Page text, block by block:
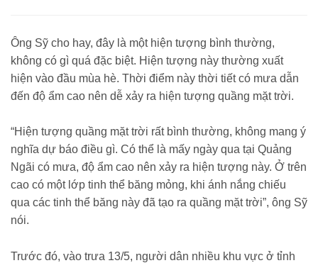
Ông Sỹ cho hay, đây là một hiện tượng bình thường,
không có gì quá đặc biệt. Hiện tượng này thường xuất
hiện vào đầu mùa hè. Thời điểm này thời tiết có mưa dẫn
đến độ ẩm cao nên dễ xảy ra hiện tượng quầng mặt trời.
“Hiện tượng quầng mặt trời rất bình thường, không mang ý
nghĩa dự báo điều gì. Có thể là mấy ngày qua tại Quảng
Ngãi có mưa, độ ẩm cao nên xảy ra hiện tượng này. Ở trên
cao có một lớp tinh thể băng mỏng, khi ánh nắng chiếu
qua các tinh thể băng này đã tạo ra quầng mặt trời”, ông Sỹ
nói.
Trước đó, vào trưa 13/5, người dân nhiều khu vực ở tỉnh